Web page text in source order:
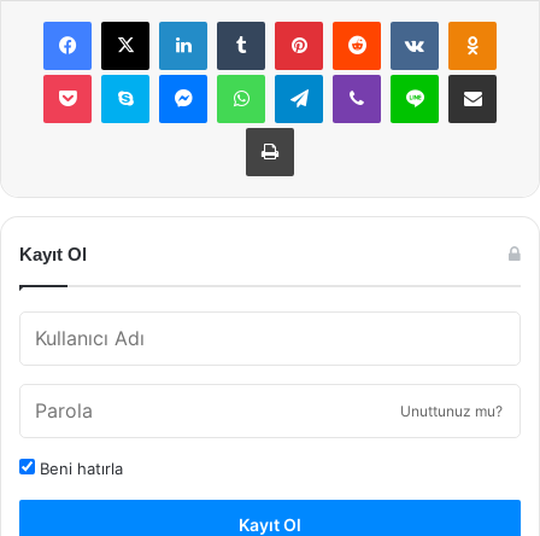
Facebook
X LinkedInTumblr PinterestReddit VKontakte
Pocket Skype MessengerWhatsAppTelegramViber Line E-Posta ile
Yazdır
Kayıt Ol
Unuttunuz mu?
Beni hatırla
Kayıt Ol